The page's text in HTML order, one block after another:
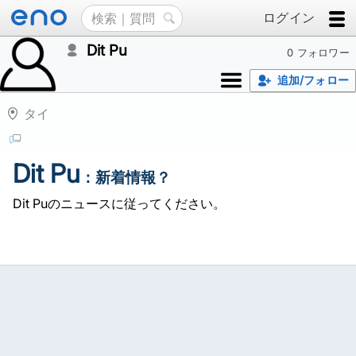
ログイン
0 フォロワー
Dit Pu
追加/フォロー
タイ
Dit Pu ：新着情報？
Dit Puのニュースに従ってください。